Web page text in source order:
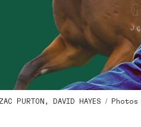
PURTON, DAVID HAYES /